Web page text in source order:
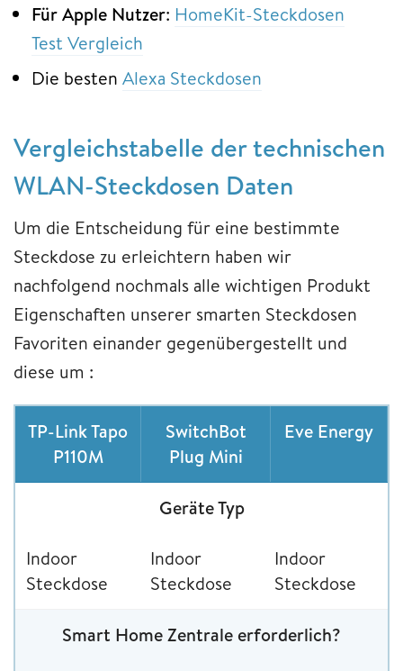
Für Apple Nutzer: HomeKit-Steckdosen
Test Vergleich
Die besten Alexa Steckdosen
Vergleichstabelle der technischen
WLAN-Steckdosen Daten
Um die Entscheidung für eine bestimmte
Steckdose zu erleichtern haben wir
nachfolgend nochmals alle wichtigen Produkt
Eigenschaften unserer smarten Steckdosen
Favoriten einander gegenübergestellt und
diese um :
TP-Link Tapo
P110M
SwitchBot
Plug Mini
Eve Energy
Geräte Typ
Indoor
Steckdose
Indoor
Steckdose
Indoor
Steckdose
Smart Home Zentrale erforderlich?